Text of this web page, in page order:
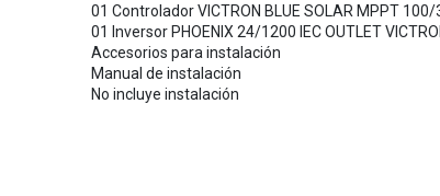
01 Controlador VICTRON BLUE SOLAR MPPT
01 Inversor PHOENIX 24/1200 IEC OUTLET
Accesorios para instalación
Manual de instalación
No incluye instalación